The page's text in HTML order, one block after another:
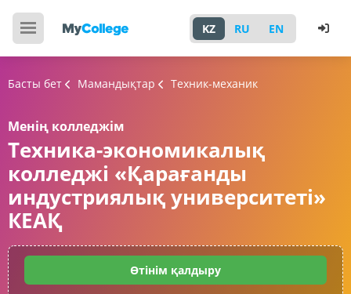
KZ RU EN
Басты бет Мамандықтар Техник-механик
Менің колледжім
Техника-экономикалық
колледжі «Қарағанды
индустриялық университеті»
КЕАҚ
Өтінім қалдыру